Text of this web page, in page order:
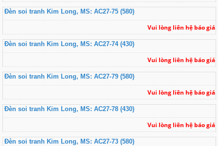
Đèn soi tranh Kim Long, MS: AC27-75 (580)
Vui lòng liên hệ báo giá
Đèn soi tranh Kim Long, MS: AC27-74 (430)
Vui lòng liên hệ báo giá
Đèn soi tranh Kim Long, MS: AC27-79 (580)
Vui lòng liên hệ báo giá
Đèn soi tranh Kim Long, MS: AC27-78 (430)
Vui lòng liên hệ báo giá
Đèn soi tranh Kim Long, MS: AC27-73 (580)